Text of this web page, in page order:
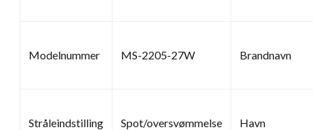
Modelnummer MS-2205-27W Brandnavn
Stråleindstilling Spot/oversvømmelse Havn